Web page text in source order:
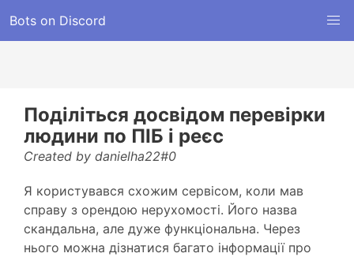
Bots on Discord
Поділіться досвідом перевірки
людини по ПІБ і реєс
Created by danielha22#0
Я користувався схожим сервісом, коли мав
справу з орендою нерухомості. Його назва
скандальна, але дуже функціональна. Через
нього можна дізнатися багато інформації про